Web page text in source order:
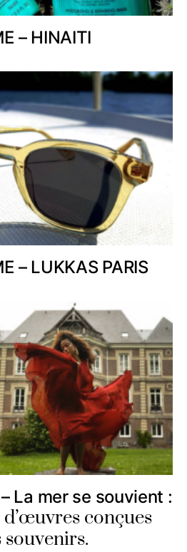
– HINAITI
– LUKKAS PARIS
La mer se souvient :
conçues